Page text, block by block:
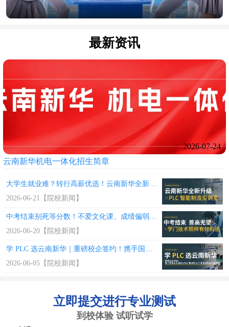
最新资讯
2026-07-24
云南新华机电一体化招生简章
大学生就业难？转行高薪优选！云南新华全新升级 PLC 智能制造实训室，学硬核技术稳拿好工作
2026-06-21【 院校新闻 】
中考结束别死等分数！不爱文化课、成绩偏弱 学一门硬核技术照样有好前途
2026-06-20【 院校新闻 】
学 PLC 选云南新华｜重磅校企签约！携手国家级专精特新标杆集萃智造，毕业直通智能制造名企
2026-06-05【 院校新闻 】
立即提交进行专业测试
到校体验 试听试学